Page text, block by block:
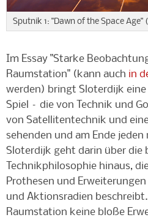
Sputnik 1: "Dawn of the Space Age" (
Im Essay "Starke
Raumstation" (kann auch in
werden) bringt Sloterdijk
Spiel – die von Technik und
von Satellitentechnik und
sehenden und am Ende
Sloterdijk geht darin über die
Technikphilosophie hinaus,
Prothesen und
und Aktionsradien
Raumstation keine bloße